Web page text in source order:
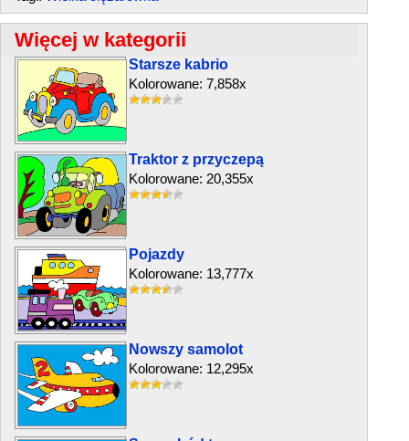
Więcej w kategorii
Starsze kabrio
Kolorowane: 7,858x
Traktor z przyczepą
Kolorowane: 20,355x
Pojazdy
Kolorowane: 13,777x
Nowszy samolot
Kolorowane: 12,295x